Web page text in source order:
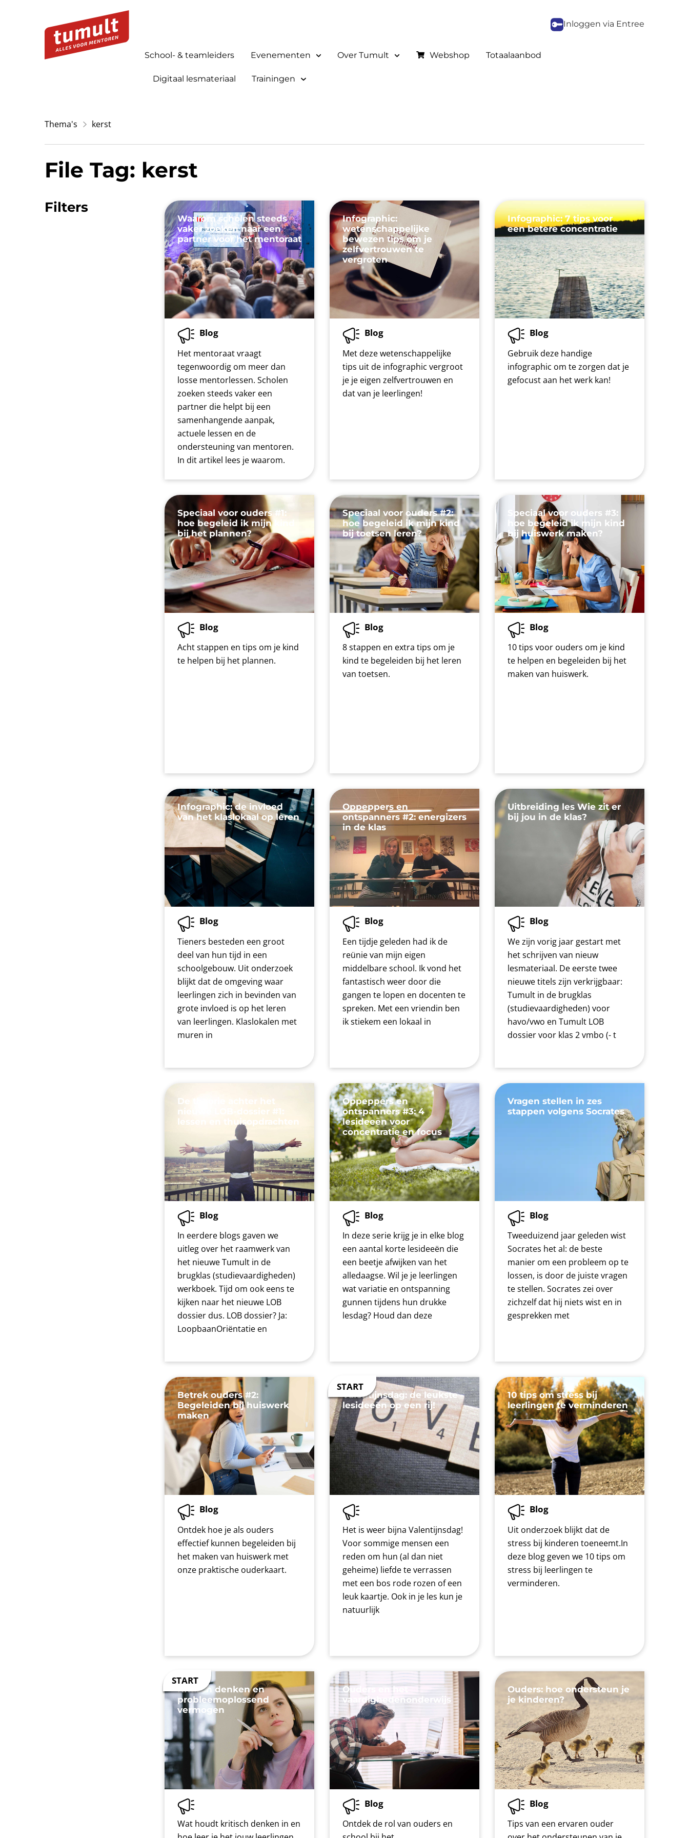
Inloggen via Entree
School- & teamleiders Evenementen Over Tumult Webshop Totaalaanbod
Digitaal lesmateriaal Trainingen
Thema's kerst
File Tag: kerst
Filters
Waarom scholen steeds
vaker zoeken naar een
partner voor het mentoraat
Blog
Het mentoraat vraagt
tegenwoordig om meer dan
losse mentorlessen. Scholen
zoeken steeds vaker een
partner die helpt bij een
samenhangende aanpak,
actuele lessen en de
ondersteuning van mentoren.
In dit artikel lees je waarom.
Infographic:
wetenschappelijke
bewezen tips om je
zelfvertrouwen te
vergroten
Blog
Met deze wetenschappelijke
tips uit de infographic vergroot
je je eigen zelfvertrouwen en
dat van je leerlingen!
Infographic: 7 tips voor
een betere concentratie
Blog
Gebruik deze handige
infographic om te zorgen dat je
gefocust aan het werk kan!
Speciaal voor ouders #1:
hoe begeleid ik mijn kind
bij het plannen?
Blog
Acht stappen en tips om je kind
te helpen bij het plannen.
Speciaal voor ouders #2:
hoe begeleid ik mijn kind
bij toetsen leren?
Blog
8 stappen en extra tips om je
kind te begeleiden bij het leren
van toetsen.
Speciaal voor ouders #3:
hoe begeleid ik mijn kind
bij huiswerk maken?
Blog
10 tips voor ouders om je kind
te helpen en begeleiden bij het
maken van huiswerk.
Infographic: de invloed
van het klaslokaal op leren
Blog
Tieners besteden een groot
deel van hun tijd in een
schoolgebouw. Uit onderzoek
blijkt dat de omgeving waar
leerlingen zich in bevinden van
grote invloed is op het leren
van leerlingen. Klaslokalen met
muren in
Oppeppers en
ontspanners #2: energizers
in de klas
Blog
Een tijdje geleden had ik de
reünie van mijn eigen
middelbare school. Ik vond het
fantastisch weer door die
gangen te lopen en docenten te
spreken. Met een vriendin ben
ik stiekem een lokaal in
Uitbreiding les Wie zit er
bij jou in de klas?
Blog
We zijn vorig jaar gestart met
het schrijven van nieuw
lesmateriaal. De eerste twee
nieuwe titels zijn verkrijgbaar:
Tumult in de brugklas
(studievaardigheden) voor
havo/vwo en Tumult LOB
dossier voor klas 2 vmbo (- t
De theorie achter het
nieuwe LOB-dossier #1:
lessen en thuisopdrachten
Blog
In eerdere blogs gaven we
uitleg over het raamwerk van
het nieuwe Tumult in de
brugklas (studievaardigheden)
werkboek. Tijd om ook eens te
kijken naar het nieuwe LOB
dossier dus. LOB dossier? Ja:
LoopbaanOriëntatie en
Oppeppers en
ontspanners #3: 4
lesideeën voor
concentratie en focus
Blog
In deze serie krijg je in elke blog
een aantal korte lesideeën die
een beetje afwijken van het
alledaagse. Wil je je leerlingen
wat variatie en ontspanning
gunnen tijdens hun drukke
lesdag? Houd dan deze
Vragen stellen in zes
stappen volgens Socrates
Blog
Tweeduizend jaar geleden wist
Socrates het al: de beste
manier om een probleem op te
lossen, is door de juiste vragen
te stellen. Socrates zei over
zichzelf dat hij niets wist en in
gesprekken met
Betrek ouders #2:
Begeleiden bij huiswerk
maken
Blog
Ontdek hoe je als ouders
effectief kunnen begeleiden bij
het maken van huiswerk met
onze praktische ouderkaart.
Valentijnsdag: de leukste
lesideeën op een rij!
Het is weer bijna Valentijnsdag!
Voor sommige mensen een
reden om hun (al dan niet
geheime) liefde te verrassen
met een bos rode rozen of een
leuk kaartje. Ook in je les kun je
natuurlijk
10 tips om stress bij
leerlingen te verminderen
Blog
Uit onderzoek blijkt dat de
stress bij kinderen toeneemt.In
deze blog geven we 10 tips om
stress bij leerlingen te
verminderen.
Kritisch denken en
probleemoplossend
vermogen
Wat houdt kritisch denken in en
Ouders en het
vaardighedenonderwijs
Blog
Ontdek de rol van ouders en
Ouders: hoe ondersteun je
je kinderen?
Blog
Tips van een ervaren ouder